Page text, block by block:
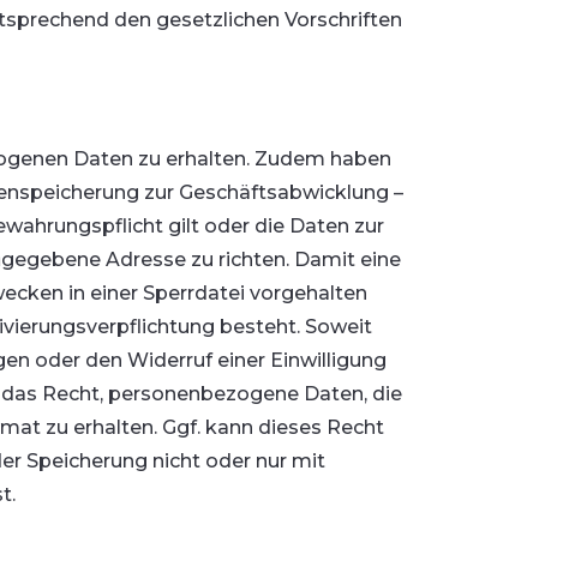
den gesetzlichen Vorschriften
Daten zu erhalten. Zudem haben
zur Geschäftsabwicklung –
gilt oder die Daten zur
Adresse zu richten. Damit eine
in einer Sperrdatei vorgehalten
besteht. Soweit
oder den Widerruf einer Einwilligung
Recht, personenbezogene Daten, die
zu erhalten. Ggf. kann dieses Recht
Speicherung nicht oder nur mit